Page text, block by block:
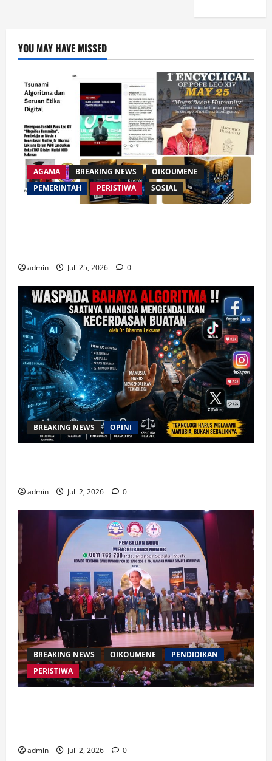
YOU MAY HAVE MISSED
AGAMA BREAKING NEWS
OIKOUMENE
PEMERINTAH
PERISTIWA SOSIAL
admin Juli 25, 2026 0
BREAKING NEWS OPINI
admin Juli 2, 2026 0
BREAKING NEWS OIKOUMENE
PENDIDIKAN
PERISTIWA
admin Juli 2, 2026 0